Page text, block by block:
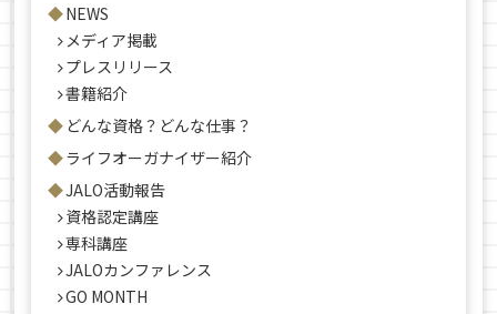
NEWS
メディア掲載
プレスリリース
書籍紹介
どんな資格？どんな仕事？
ライフオーガナイザー紹介
JALO活動報告
資格認定講座
専科講座
JALOカンファレンス
GO MONTH